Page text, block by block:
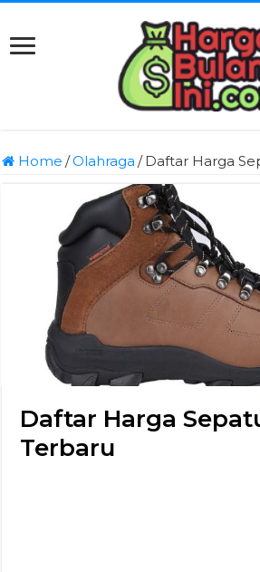
Home /Olahraga /Daftar Harga
Daftar Harga
Terbaru